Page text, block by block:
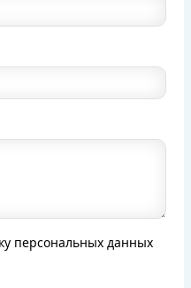
персональных данных